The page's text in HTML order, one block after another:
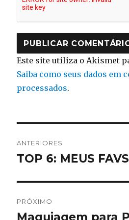
Este site utiliza o Akismet
Saiba como seus dados em
processados.
de
ANTERIORES
Post
TOP 6: MEUS
PRÓXIMO
Próximo
Maquiagem para